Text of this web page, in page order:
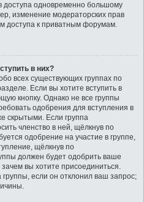
доступа одновременно большому
изменение модераторских прав
доступа к приватным форумам.
в них?
всех существующих группах по
Если вы хотите вступить в
кнопку. Однако не все группы
одобрения для вступления в
скрытыми. Если группа
членство в ней, щёлкнув по
одобрение на участие в группе,
щёлкнув по
должен будет одобрить ваше
вы хотите присоединиться.
если он отклонил ваш запрос;